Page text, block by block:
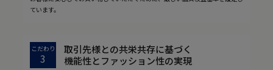
ています。
こだわり
3
取引先様との共栄共存に基づく
機能性とファッション性の実現